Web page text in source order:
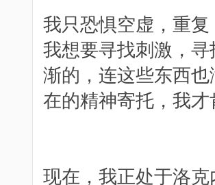
我只恐惧空虚，重
我想要寻找刺激，
渐的，连这些东西
在的精神寄托，我才
现在，我正处于洛